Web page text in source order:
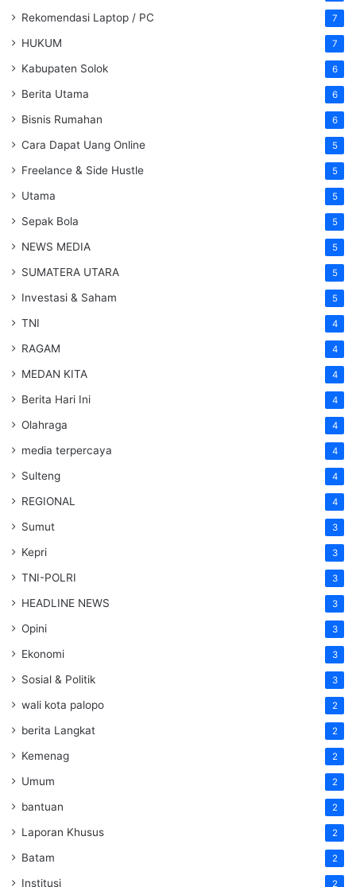
Rekomendasi Laptop / PC 7
HUKUM 7
Kabupaten Solok 6
Berita Utama 6
Bisnis Rumahan 6
Cara Dapat Uang Online 5
Freelance & Side Hustle 5
Utama 5
Sepak Bola 5
NEWS MEDIA 5
SUMATERA UTARA 5
Investasi & Saham 5
TNI 4
RAGAM 4
MEDAN KITA 4
Berita Hari Ini 4
Olahraga 4
media terpercaya 4
Sulteng 4
REGIONAL 4
Sumut 3
Kepri 3
TNI-POLRI 3
HEADLINE NEWS 3
Opini 3
Ekonomi 3
Sosial & Politik 3
wali kota palopo 2
berita Langkat 2
Kemenag 2
Umum 2
bantuan 2
Laporan Khusus 2
Batam 2
Institusi 2